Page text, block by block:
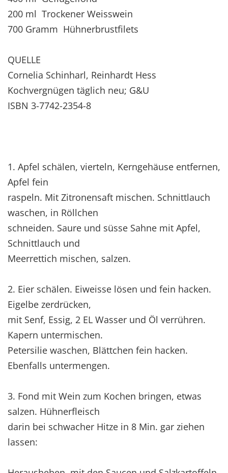
200 ml Trockener Weisswein
700 Gramm Hühnerbrustfilets
QUELLE
Cornelia Schinharl, Reinhardt Hess
Kochvergnügen täglich neu; G&U
ISBN 3-7742-2354-8
1. Apfel schälen, vierteln, Kerngehäuse entfernen,
Apfel fein
raspeln. Mit Zitronensaft mischen. Schnittlauch
waschen, in Röllchen
schneiden. Saure und süsse Sahne mit Apfel,
Schnittlauch und
Meerrettich mischen, salzen.
2. Eier schälen. Eiweisse lösen und fein hacken.
Eigelbe zerdrücken,
mit Senf, Essig, 2 EL Wasser und Öl verrühren.
Kapern untermischen.
Petersilie waschen, Blättchen fein hacken.
Ebenfalls untermengen.
3. Fond mit Wein zum Kochen bringen, etwas
salzen. Hühnerfleisch
darin bei schwacher Hitze in 8 Min. gar ziehen
lassen: